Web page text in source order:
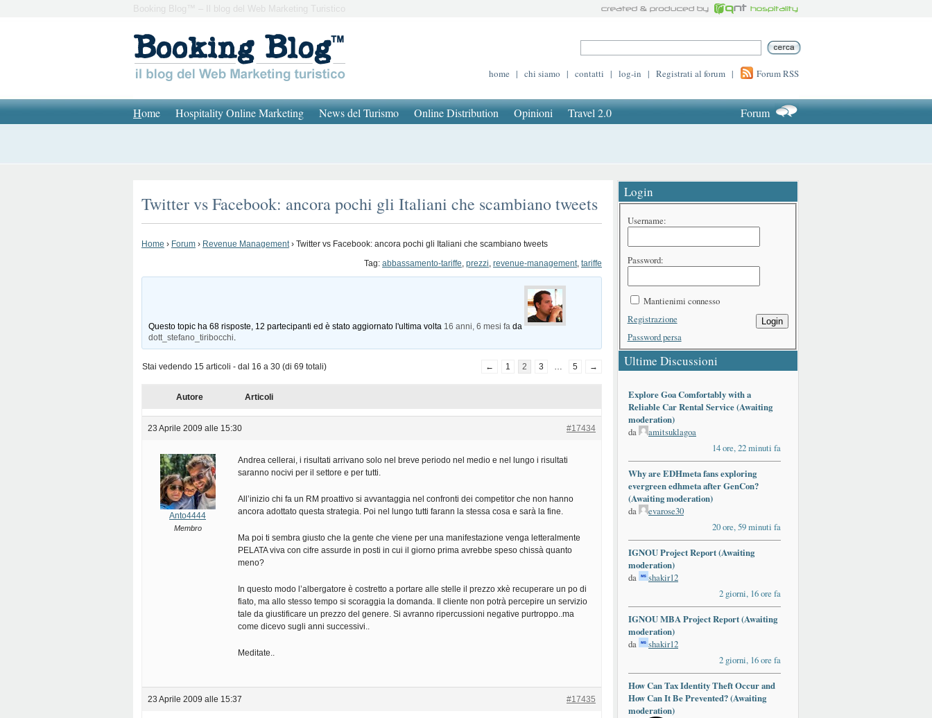
Booking Blog™ – Il blog del Web Marketing Turistico
home | chi siamo | contatti | log-in | Registrati al forum | Forum RSS
Home Hospitality Online Marketing News del Turismo Online Distribution Opinioni Travel 2.0 Forum
Twitter vs Facebook: ancora pochi gli Italiani che scambiano tweets
Home › Forum › Revenue Management › Twitter vs Facebook: ancora pochi gli Italiani che scambiano tweets
Tag: abbassamento-tariffe, prezzi, revenue-management, tariffe
Questo topic ha 68 risposte, 12 partecipanti ed è stato aggiornato l'ultima volta 16 anni, 6 mesi fa da
dott_stefano_tiribocchi.
Stai vedendo 15 articoli - dal 16 a 30 (di 69 totali) ← 1 2 3 … 5 →
Autore Articoli
23 Aprile 2009 alle 15:30 #17434
Anto4444
Membro
Andrea cellerai, i risultati arrivano solo nel breve periodo nel medio e nel lungo i risultati
saranno nocivi per il settore e per tutti.
All’inizio chi fa un RM proattivo si avvantaggia nel confronti dei competitor che non hanno
ancora adottato questa strategia. Poi nel lungo tutti farann la stessa cosa e sarà la fine.
Ma poi ti sembra giusto che la gente che viene per una manifestazione venga letteralmente
PELATA viva con cifre assurde in posti in cui il giorno prima avrebbe speso chissà quanto
meno?
In questo modo l’albergatore è costretto a portare alle stelle il prezzo xkè recuperare un po di
fiato, ma allo stesso tempo si scoraggia la domanda. Il cliente non potrà percepire un servizio
tale da giustificare un prezzo del genere. Si avranno ripercussioni negative purtroppo..ma
come dicevo sugli anni successivi..
Meditate..
23 Aprile 2009 alle 15:37 #17435
Login
Username:
Password:
Mantienimi connesso
Login
Registrazione
Password persa
Ultime Discussioni
Explore Goa Comfortably with a
Reliable Car Rental Service (Awaiting
moderation)
da
amitsuklagoa
14 ore, 22 minuti fa
Why are EDHmeta fans exploring
evergreen edhmeta after GenCon?
(Awaiting moderation)
da
evarose30
20 ore, 59 minuti fa
IGNOU Project Report (Awaiting
moderation)
da
shakir12
2 giorni, 16 ore fa
IGNOU MBA Project Report (Awaiting
moderation)
da
shakir12
2 giorni, 16 ore fa
How Can Tax Identity Theft Occur and
How Can It Be Prevented? (Awaiting
moderation)